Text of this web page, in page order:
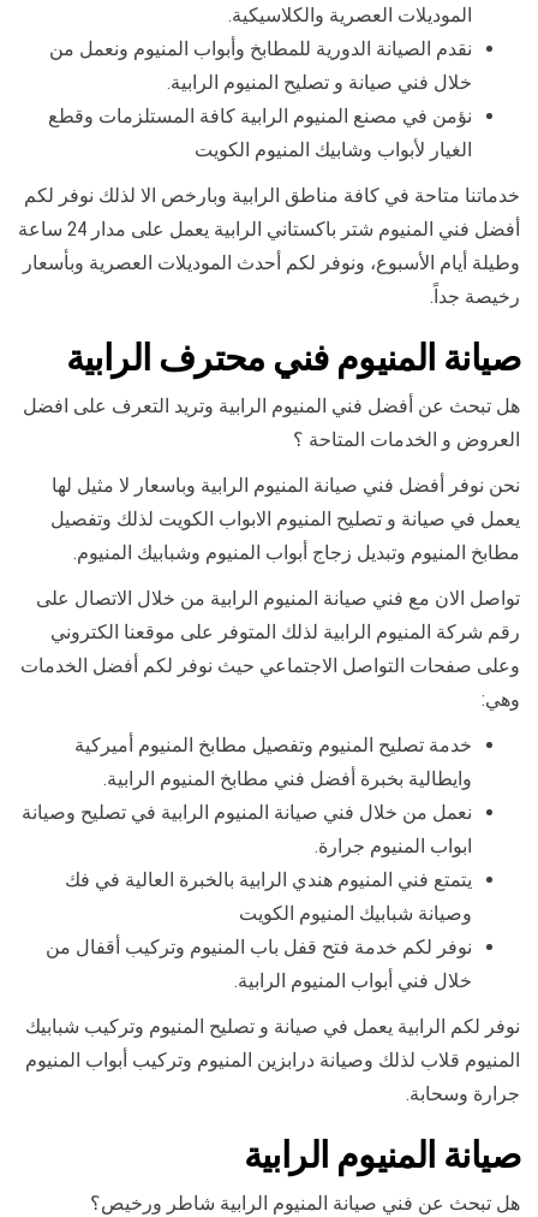
الموديلات العصرية والكلاسيكية.
نقدم الصيانة الدورية للمطابخ وأبواب المنيوم ونعمل من
خلال فني صيانة و تصليح المنيوم الرابية.
نؤمن في مصنع المنيوم الرابية كافة المستلزمات وقطع
الغيار لأبواب وشابيك المنيوم الكويت
خدماتنا متاحة في كافة مناطق الرابية وبارخص الا لذلك نوفر لكم
أفضل فني المنيوم شتر باكستاني الرابية يعمل على مدار 24 ساعة
وطيلة أيام الأسبوع، ونوفر لكم أحدث الموديلات العصرية وبأسعار
رخيصة جداً.
صيانة المنيوم فني محترف الرابية
هل تبحث عن أفضل فني المنيوم الرابية وتريد التعرف على افضل
العروض و الخدمات المتاحة ؟
نحن نوفر أفضل فني صيانة المنيوم الرابية وباسعار لا مثيل لها
يعمل في صيانة و تصليح المنيوم الابواب الكويت لذلك وتفصيل
مطابخ المنيوم وتبديل زجاج أبواب المنيوم وشبابيك المنيوم.
تواصل الان مع فني صيانة المنيوم الرابية من خلال الاتصال على
رقم شركة المنيوم الرابية لذلك المتوفر على موقعنا الكتروني
وعلى صفحات التواصل الاجتماعي حيث نوفر لكم أفضل الخدمات
وهي:
خدمة تصليح المنيوم وتفصيل مطابخ المنيوم أميركية
وايطالية بخبرة أفضل فني مطابخ المنيوم الرابية.
نعمل من خلال فني صيانة المنيوم الرابية في تصليح وصيانة
ابواب المنيوم جرارة.
يتمتع فني المنيوم هندي الرابية بالخبرة العالية في فك
وصيانة شبابيك المنيوم الكويت
نوفر لكم خدمة فتح قفل باب المنيوم وتركيب أقفال من
خلال فني أبواب المنيوم الرابية.
نوفر لكم الرابية يعمل في صيانة و تصليح المنيوم وتركيب شبابيك
المنيوم قلاب لذلك وصيانة درابزين المنيوم وتركيب أبواب المنيوم
جرارة وسحابة.
صيانة المنيوم الرابية
هل تبحث عن فني صيانة المنيوم الرابية شاطر ورخيص؟